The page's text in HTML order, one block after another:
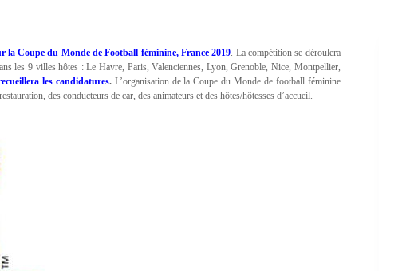
la Coupe du Monde de Football féminine, France 2019. La compétition se déroulera
les 9 villes hôtes : Le Havre, Paris, Valenciennes, Lyon, Grenoble, Nice, Montpellier,
les candidatures.L’organisation de la Coupe du Monde de football féminine
des conducteurs de car, des animateurs et des hôtes/hôtesses d’accueil.